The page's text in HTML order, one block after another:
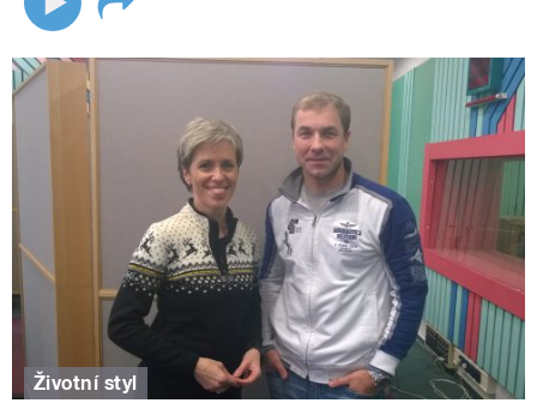
Životní styl